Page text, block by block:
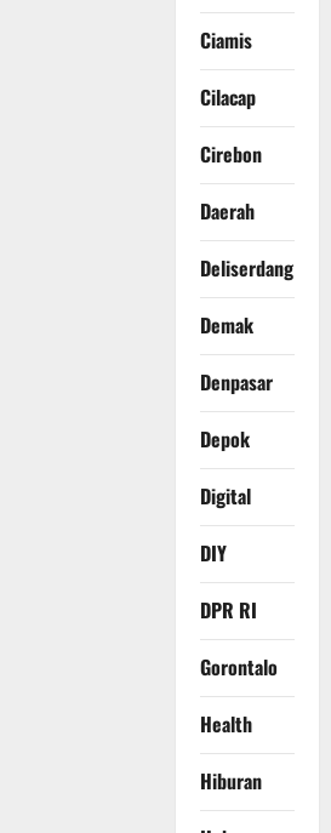
Ciamis
Cilacap
Cirebon
Daerah
Deliserdang
Demak
Denpasar
Depok
Digital
DIY
DPR RI
Gorontalo
Health
Hiburan